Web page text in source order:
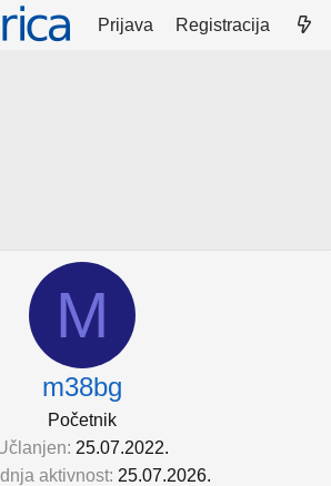
Prijava Registracija
M
m38bg
Početnik
25.07.2022.
aktivnost 25.07.2026.